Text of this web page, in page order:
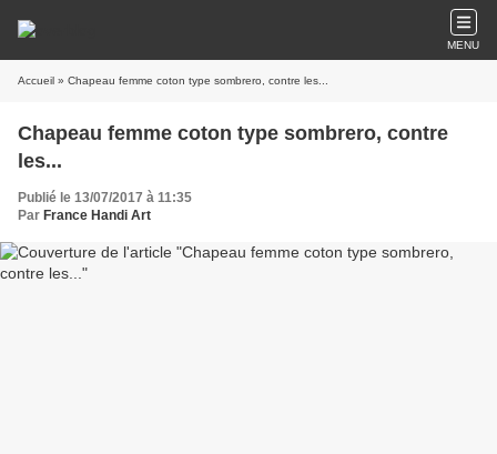
MENU
Accueil » Chapeau femme coton type sombrero, contre les...
Chapeau femme coton type sombrero, contre
les...
Publié le 13/07/2017 à 11:35
Par France Handi Art